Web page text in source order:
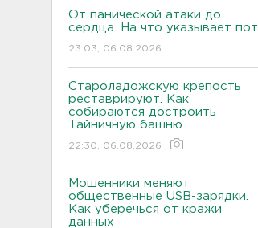
От панической атаки до
сердца. На что указывает пот
23:03, 06.08.2026
Староладожскую крепость
реставрируют. Как
собираются достроить
Тайничную башню
22:30, 06.08.2026
Мошенники меняют
общественные USB-зарядки.
Как уберечься от кражи
данных